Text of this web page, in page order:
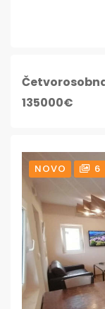
Četvorosobna
135000€
NOVO 6